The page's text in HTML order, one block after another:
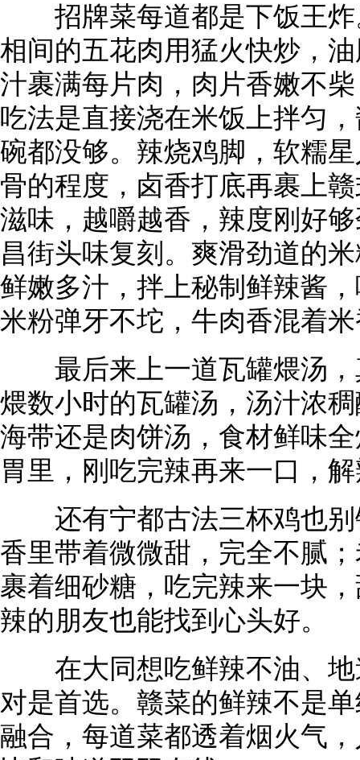
招牌菜每道都是下饭王炸
相间的五花肉用猛火快炒，
汁裹满每片肉，肉片香嫩不
吃法是直接浇在米饭上拌匀
碗都没够。辣烧鸡脚，软糯
骨的程度，卤香打底再裹上
滋味，越嚼越香，辣度刚好
昌街头味复刻。爽滑劲道的
鲜嫩多汁，拌上秘制鲜辣酱
米粉弹牙不坨，牛肉香混着
最后来上一道瓦罐煨汤，
煨数小时的瓦罐汤，汤汁浓
海带还是肉饼汤，食材鲜味
胃里，刚吃完辣再来一口，
还有宁都古法三杯鸡也别
香里带着微微甜，完全不腻
裹着细砂糖，吃完辣来一块
辣的朋友也能找到心头好。
在大同想吃鲜辣不油、地
对是首选。赣菜的鲜辣不是
融合，每道菜都透着烟火气